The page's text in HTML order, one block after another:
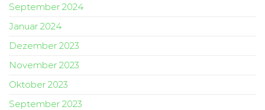
September 2024
Januar 2024
Dezember 2023
November 2023
Oktober 2023
September 2023